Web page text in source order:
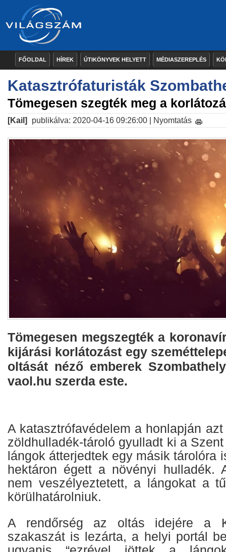
FŐOLDAL HÍREK ÚTIKÖNYVEK HELYETT MÉDIASZEREPLÉS
Katasztrófaturisták
Tömegesen szegték meg a
[Kail] publikálva: 2020-04-16 09:26:00 | Nyomtatás
Tömegesen megszegték a
kijárási korlátozást egy
oltását néző emberek
vaol.hu szerda este.
A katasztrófavédelem a honlapján
zöldhulladék-tároló gyulladt ki a
lángok átterjedtek egy másik tárolóra
hektáron égett a növényi hulladék.
nem veszélyeztetett, a lángokat a
körülhatárolniuk.
A rendőrség az oltás idejére a
szakaszát is lezárta, a helyi portál